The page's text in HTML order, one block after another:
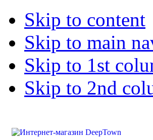
Skip to content
Skip to main
Skip to 1st
Skip to 2nd